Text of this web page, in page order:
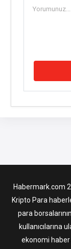
Habermark.com
Kripto Para
para
kullanıcılarına
ekonomi haber